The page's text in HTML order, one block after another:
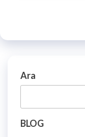
Ara
BLOG